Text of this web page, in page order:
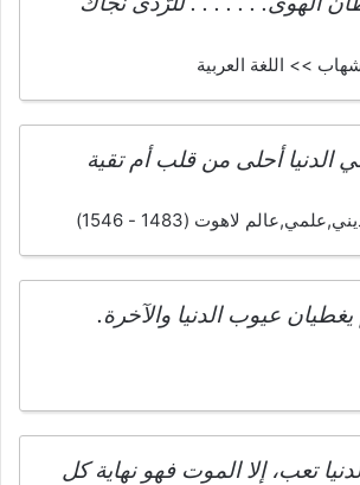
>> اللغة العربية
الدنيا أحلى من قلب أم تقية
لاهوت (1483 - 1546)
عيوب الدنيا والآخرة.
تعب، إلا الموت فهو نهاية كل